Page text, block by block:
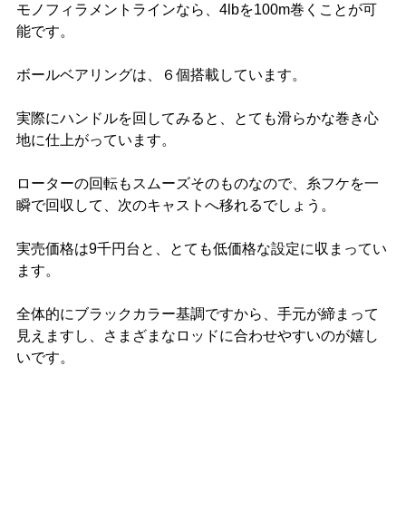
モノフィラメントラインなら、4lbを100m巻くことが可
能です。
ボールベアリングは、６個搭載しています。
実際にハンドルを回してみると、とても滑らかな巻き心
地に仕上がっています。
ローターの回転もスムーズそのものなので、糸フケを一
瞬で回収して、次のキャストへ移れるでしょう。
実売価格は9千円台と、とても低価格な設定に収まってい
ます。
全体的にブラックカラー基調ですから、手元が締まって
見えますし、さまざまなロッドに合わせやすいのが嬉し
いです。